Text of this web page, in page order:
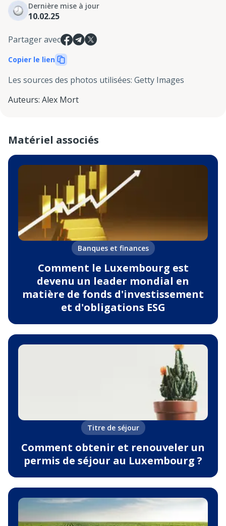
Dernière mise à jour
10.02.25
Partager avec
Copier le lien
Les sources des photos utilisées: Getty Images
Auteurs: Alex Mort
Matériel associés
Banques et finances
Comment le Luxembourg est
devenu un leader mondial en
matière de fonds d'investissement
et d'obligations ESG
Titre de séjour
Comment obtenir et renouveler un
permis de séjour au Luxembourg ?